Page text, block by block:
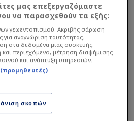
ο Κεντζιόρα,
με ομάδα -
νίκη Ολυμπιακού με
Αλαφούζου
- Μάχη με
κι άλλη ελληνική
μας επεξεργαζόμαστε
να παρασχεθούν τα εξής:
γεωεντοπισμού. Ακριβής σάρωση
αναγνώριση ταυτότητας.
στα δεδομένα μιας συσκευής.
και περιεχόμενο, μέτρηση διαφήμισης
και ανάπτυξη υπηρεσιών.
σκοπών